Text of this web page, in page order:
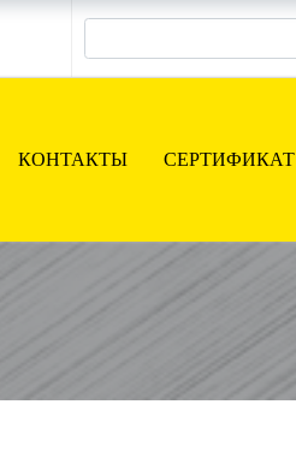
КОНТАКТЫ СЕРТИФИКАТ